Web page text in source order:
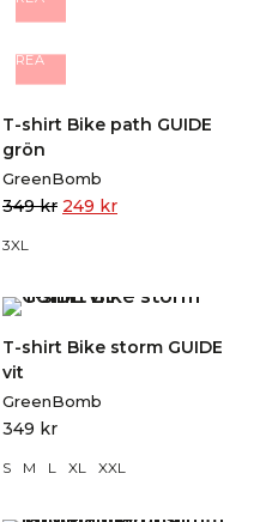
REA
T-shirt Bike path GUIDE
grön
GreenBomb
349kr 249 kr
3XL
T-shirt Bike storm GUIDE
vit
GreenBomb
349 kr
S M L XL XXL